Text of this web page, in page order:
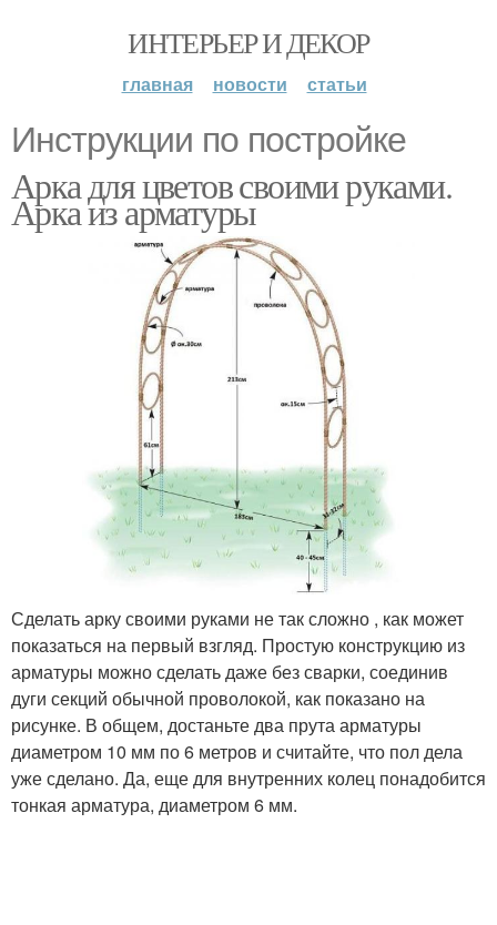
ИНТЕРЬЕР И ДЕКОР
главная новости статьи
Инструкции по постройке
Арка для цветов своими руками.
Арка из арматуры
Сделать арку своими руками не так сложно , как может
показаться на первый взгляд. Простую конструкцию из
арматуры можно сделать даже без сварки, соединив
дуги секций обычной проволокой, как показано на
рисунке. В общем, достаньте два прута арматуры
диаметром 10 мм по 6 метров и считайте, что пол дела
уже сделано. Да, еще для внутренних колец понадобится
тонкая арматура, диаметром 6 мм.